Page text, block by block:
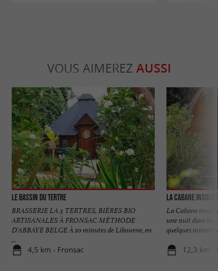
VOUS AIMEREZ AUSSI
Le Bassin du Tertre
BRASSERIE LA 3 TERTRES, BIÈRES BIO
ARTISANALES À FRONSAC MÉTHODE
D'ABBAYE BELGE À 10 minutes de Libourne, en
...
4,5 km - Fronsac
La Cabane Insolite
La Cabane
une nuit dans les
quelques minutes
12,3 km -